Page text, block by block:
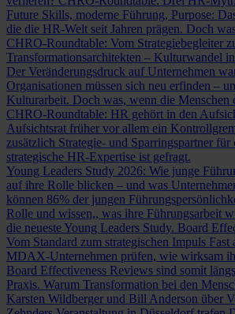
Future Skills, moderne Führung, Purpose:
die die HR-Welt seit Jahren prägen. Doch
CHRO-Roundtable: Vom Strategiebegleiter
Transformationsarchitekten – Kulturwandel
Der Veränderungsdruck auf Unternehmen
Organisationen müssen sich neu erfinden –
Kulturarbeit. Doch was, wenn die Menschen
CHRO-Roundtable: HR gehört in den
Aufsichtsrat früher vor allem ein
zusätzlich Strategie- und Sparringspartner
strategische HR-Expertise ist gefragt.
Young Leaders Study 2026: Wie junge
auf ihre Rolle blicken – und was
können 86% der jungen
Rolle und wissen,, was ihre Führungsarbeit
die neueste Young Leaders Study. Board
Vom Standard zum strategischen Impuls Fast
MDAX-Unternehmen prüfen, wie wirksam
Board Effectiveness Reviews sind somit
Praxis. Warum Transformation bei den
Karsten Wildberger und Bill Anderson über